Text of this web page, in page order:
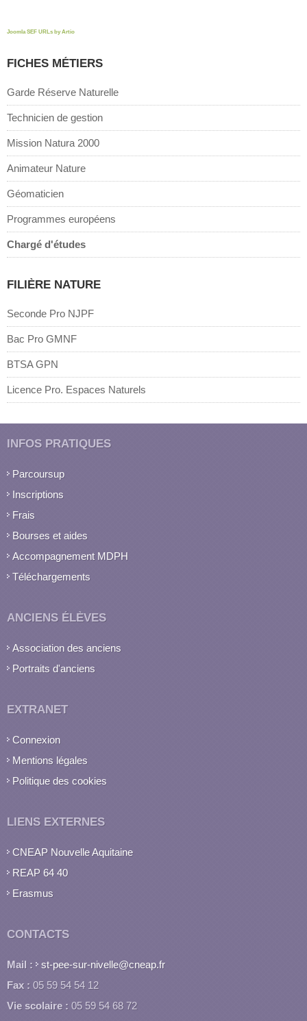
Joomla SEF URLs by Artio
FICHES MÉTIERS
Garde Réserve Naturelle
Technicien de gestion
Mission Natura 2000
Animateur Nature
Géomaticien
Programmes européens
Chargé d'études
FILIÈRE NATURE
Seconde Pro NJPF
Bac Pro GMNF
BTSA GPN
Licence Pro. Espaces Naturels
INFOS PRATIQUES
Parcoursup
Inscriptions
Frais
Bourses et aides
Accompagnement MDPH
Téléchargements
ANCIENS ÉLÈVES
Association des anciens
Portraits d'anciens
EXTRANET
Connexion
Mentions légales
Politique des cookies
LIENS EXTERNES
CNEAP Nouvelle Aquitaine
REAP 64 40
Erasmus
CONTACTS
Mail :
st-pee-sur-nivelle@cneap.fr
Fax : 05 59 54 54 12
Vie scolaire : 05 59 54 68 72